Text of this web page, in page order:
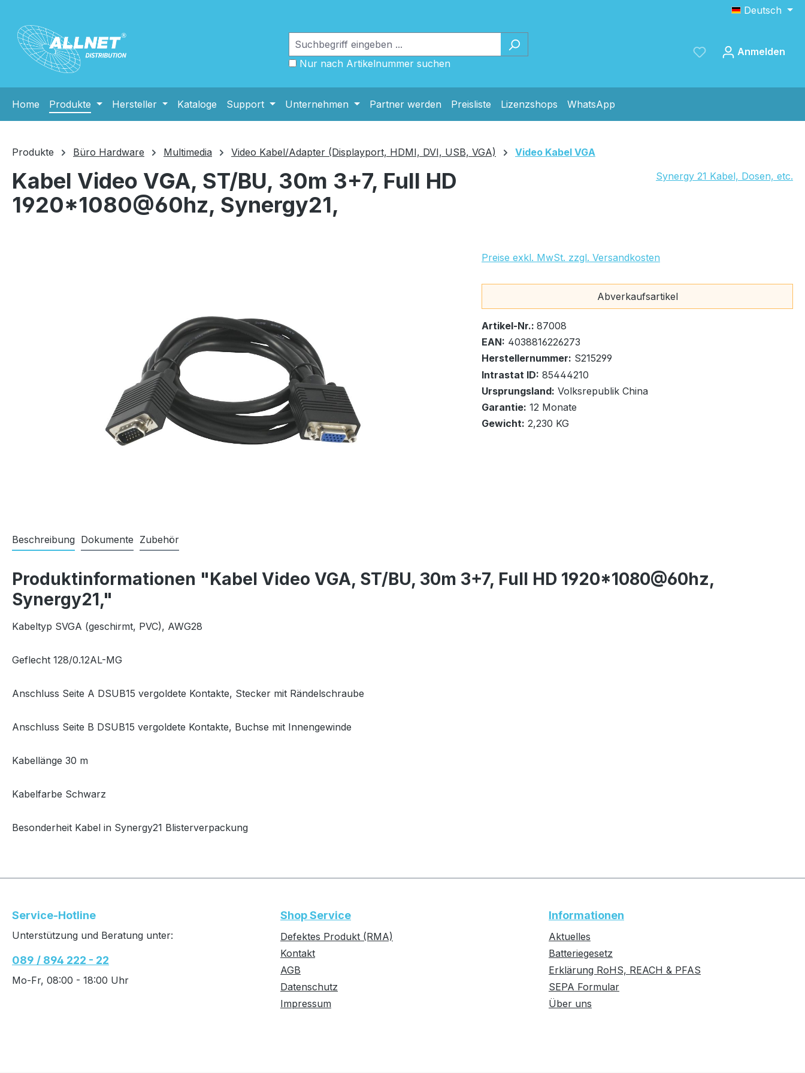
Deutsch
Nur nach Artikelnummer suchen
Anmelden
Home Produkte Hersteller Kataloge Support Unternehmen Partner werden Preisliste Lizenzshops WhatsApp
Produkte Büro Hardware Multimedia Video Kabel/Adapter (Displayport, HDMI, DVI, USB, VGA) Video Kabel VGA
Kabel Video VGA, ST/BU, 30m 3+7, Full HD
1920*1080@60hz, Synergy21,
Synergy 21 Kabel, Dosen, etc.
Preise exkl. MwSt. zzgl. Versandkosten
Sofort verfügbar, Lieferzeit: 1-2 Tage
In den Warenkorb
Abverkaufsartikel
Artikel-Nr.: 87008
EAN: 4038816226273
Herstellernummer: S215299
Intrastat ID: 85444210
Ursprungsland: Volksrepublik China
Garantie: 12 Monate
Gewicht: 2,230 KG
Beschreibung Dokumente Zubehör
Produktinformationen "Kabel Video VGA, ST/BU, 30m 3+7, Full HD 1920*1080@60hz,
Synergy21,"
Kabeltyp SVGA (geschirmt, PVC), AWG28
Geflecht 128/0.12AL-MG
Anschluss Seite A DSUB15 vergoldete Kontakte, Stecker mit Rändelschraube
Anschluss Seite B DSUB15 vergoldete Kontakte, Buchse mit Innengewinde
Kabellänge 30 m
Kabelfarbe Schwarz
Besonderheit Kabel in Synergy21 Blisterverpackung
Service-Hotline
Unterstützung und Beratung unter:
089 / 894 222 - 22
Mo-Fr, 08:00 - 18:00 Uhr
Shop Service
Defektes Produkt (RMA)
Kontakt
AGB
Datenschutz
Impressum
Informationen
Aktuelles
Batteriegesetz
Erklärung RoHS, REACH & PFAS
SEPA Formular
Über uns